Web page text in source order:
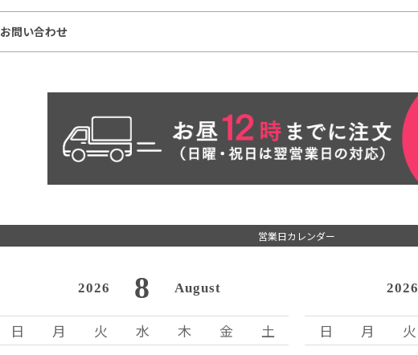
お問い合わせ
営業日カレンダー
2026 8 August
日 月 火 水 木 金 土
2026
日 月 火